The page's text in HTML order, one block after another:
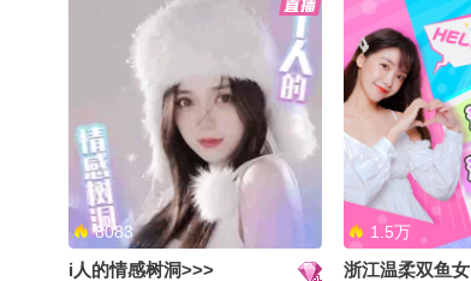
8083
i人的情感树洞>>>
1.5万
浙江温柔双鱼女